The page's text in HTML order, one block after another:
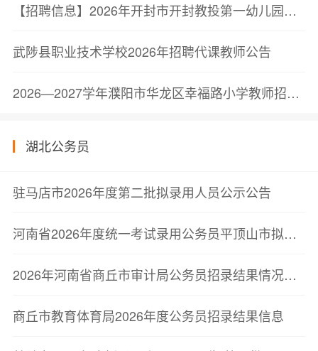
【招聘信息】2026年开封市开封教投第一幼儿园公开招聘公告
武陟县职业技术学校2026年招聘代课教师公告
2026—2027学年濮阳市华龙区幸福路小学教师招聘公告
湖北公务员
驻马店市2026年度第二批拟录用人员公示公告
河南省2026年度统一考试录用公务员平顶山市拟录用人员公示公告
2026年河南省商丘市审计局公务员招录结果情况公示
商丘市教育体育局2026年度公务员招录结果信息